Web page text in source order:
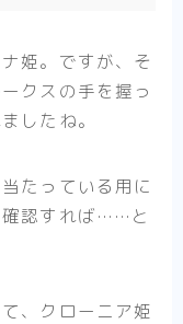
姫。ですが、そ
クスの手を握っ
したね。
たっている用に
確認すれば……と
、クローニア姫